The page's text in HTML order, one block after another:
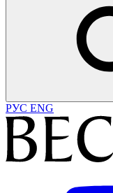
РУС ENG